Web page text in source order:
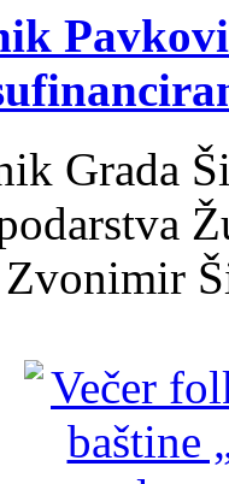
Grada
Zvonimir